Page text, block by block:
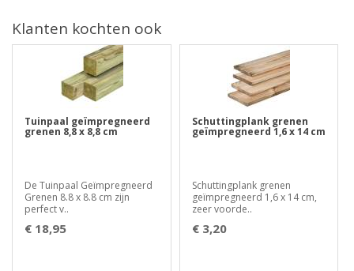
Klanten kochten ook
Tuinpaal geïmpregneerd
grenen 8,8 x 8,8 cm
De Tuinpaal Geïmpregneerd
Grenen 8.8 x 8.8 cm zijn
perfect v..
€ 18,95
Schuttingplank grenen
geïmpregneerd 1,6 x 14 cm
Schuttingplank grenen
geïmpregneerd 1,6 x 14 cm,
zeer voorde..
€ 3,20